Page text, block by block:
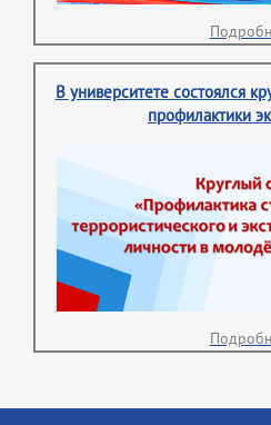
В университете состоялся
профилактики